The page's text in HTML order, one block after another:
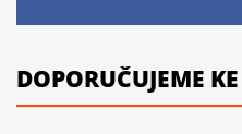
DOPORUČUJEME